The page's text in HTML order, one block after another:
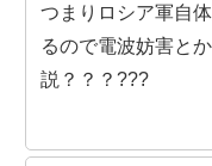
つまりロシア軍自
るので電波妨害と
説？？？???